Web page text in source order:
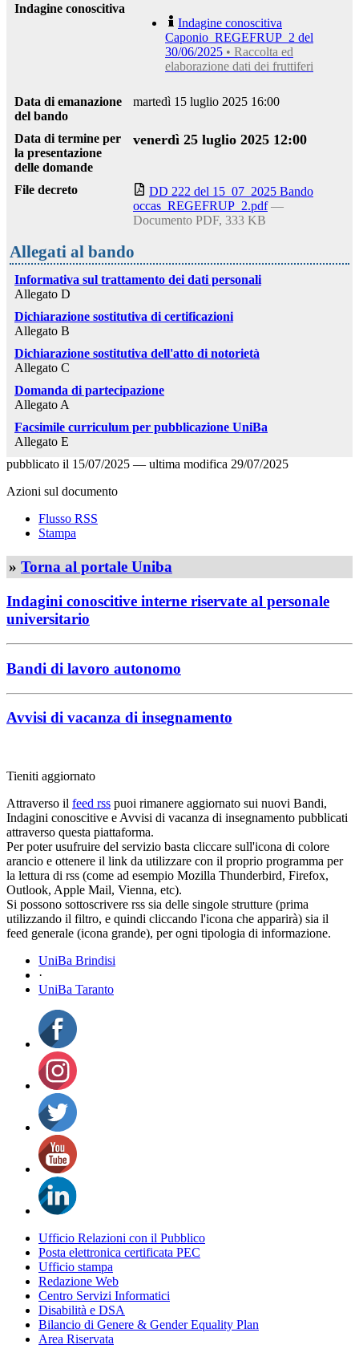
Indagine conoscitiva
Indagine conoscitiva
Caponio_REGEFRUP_2 del
30/06/2025 • Raccolta ed
elaborazione dati dei fruttiferi
Data di emanazione
del bando
martedì 15 luglio 2025 16:00
Data di termine per
la presentazione
delle domande
venerdì 25 luglio 2025 12:00
File decreto
DD 222 del 15_07_2025 Bando
occas_REGEFRUP_2.pdf —
Documento PDF, 333 KB
Allegati al bando
Informativa sul trattamento dei dati personali
Allegato D
Dichiarazione sostitutiva di certificazioni
Allegato B
Dichiarazione sostitutiva dell'atto di notorietà
Allegato C
Domanda di partecipazione
Allegato A
Facsimile curriculum per pubblicazione UniBa
Allegato E
pubblicato il 15/07/2025 — ultima modifica 29/07/2025
Azioni sul documento
Flusso RSS
Stampa
» Torna al portale Uniba
Indagini conoscitive interne riservate al personale
universitario
Bandi di lavoro autonomo
Avvisi di vacanza di insegnamento
Tieniti aggiornato
Attraverso il feed rss puoi rimanere aggiornato sui nuovi Bandi,
Indagini conoscitive e Avvisi di vacanza di insegnamento pubblicati
attraverso questa piattaforma.
Per poter usufruire del servizio basta cliccare sull'icona di colore
arancio e ottenere il link da utilizzare con il proprio programma per
la lettura di rss (come ad esempio Mozilla Thunderbird, Firefox,
Outlook, Apple Mail, Vienna, etc).
Si possono sottoscrivere rss sia delle singole strutture (prima
utilizzando il filtro, e quindi cliccando l'icona che apparirà) sia il
feed generale (icona grande), per ogni tipologia di informazione.
UniBa Brindisi
·
UniBa Taranto
Ufficio Relazioni con il Pubblico
Posta elettronica certificata PEC
Ufficio stampa
Redazione Web
Centro Servizi Informatici
Disabilità e DSA
Bilancio di Genere & Gender Equality Plan
Area Riservata